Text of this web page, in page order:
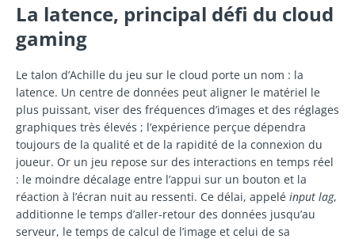
La latence, principal défi du cloud
gaming
Le talon d’Achille du jeu sur le cloud porte un nom : la
latence. Un centre de données peut aligner le matériel le
plus puissant, viser des fréquences d’images et des réglages
graphiques très élevés ; l’expérience perçue dépendra
toujours de la qualité et de la rapidité de la connexion du
joueur. Or un jeu repose sur des interactions en temps réel
: le moindre décalage entre l’appui sur un bouton et la
réaction à l’écran nuit au ressenti. Ce délai, appelé input lag,
additionne le temps d’aller-retour des données jusqu’au
serveur, le temps de calcul de l’image et celui de sa